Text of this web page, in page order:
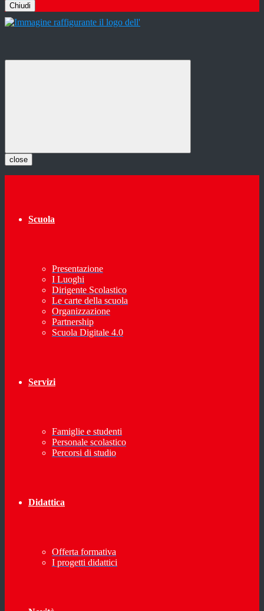
Chiudi
close
Scuola
Presentazione
I Luoghi
Dirigente Scolastico
Le carte della scuola
Organizzazione
Partnership
Scuola Digitale 4.0
Servizi
Famiglie e studenti
Personale scolastico
Percorsi di studio
Didattica
Offerta formativa
I progetti didattici